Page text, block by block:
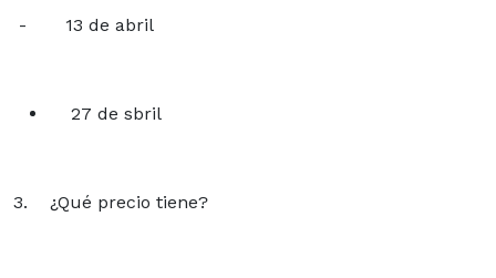
- 13 de abril
27 de sbril
3. ¿Qué precio tiene?